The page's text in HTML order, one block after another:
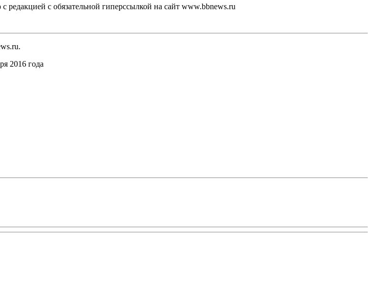
редакцией с обязательной гиперссылкой на сайт www.bbnews.ru
2016 года